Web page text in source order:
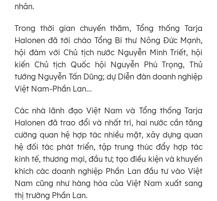
nhân.
Trong thời gian chuyến thăm, Tổng thống Tarja
Halonen đã tới chào Tổng Bí thư Nông Đức Mạnh,
hội đàm với Chủ tịch nước Nguyễn Minh Triết, hội
kiến Chủ tịch Quốc hội Nguyễn Phú Trọng, Thủ
tướng Nguyễn Tấn Dũng; dự Diễn đàn doanh nghiệp
Việt Nam-Phần Lan...
Các nhà lãnh đạo Việt Nam và Tổng thống Tarja
Halonen đã trao đổi và nhất trí, hai nước cần tăng
cường quan hệ hợp tác nhiều mặt, xây dựng quan
hệ đối tác phát triển, tập trung thúc đẩy hợp tác
kinh tế, thương mại, đầu tư; tạo điều kiện và khuyến
khích các doanh nghiệp Phần Lan đầu tư vào Việt
Nam cũng như hàng hóa của Việt Nam xuất sang
thị trường Phần Lan.